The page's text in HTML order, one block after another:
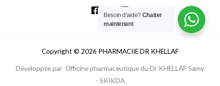
Copyright © 2026 PHARMACIIE DR KHELLAF
Développée par Officine pharmaceutique du Dr KHELLAF Samy
- SKIKDA
Besoin d'aide? Chatter
maintenant